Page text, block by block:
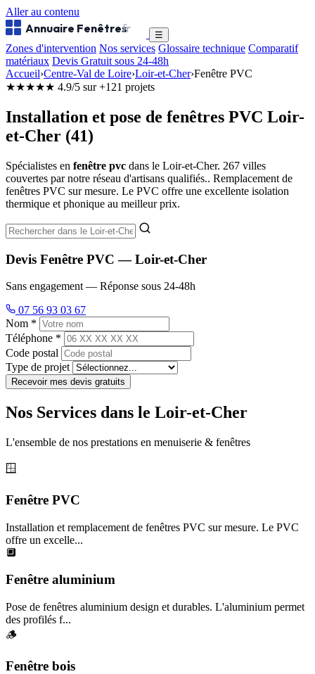
Aller au contenu
Annuaire Fenêtres
.fr ☰
Zones d'intervention Nos services Glossaire technique Comparatif
matériaux Devis Gratuit sous 24-48h
Accueil›Centre-Val de Loire›Loir-et-Cher›Fenêtre PVC
★★★★★ 4.9/5 sur +121 projets
Installation et pose de fenêtres PVC Loir-
et-Cher (41)
Spécialistes en fenêtre pvc dans le Loir-et-Cher. 267 villes
couvertes par notre réseau d'artisans qualifiés.. Remplacement de
fenêtres PVC sur mesure. Le PVC offre une excellente isolation
thermique et phonique au meilleur prix.
Devis Fenêtre PVC — Loir-et-Cher
Sans engagement — Réponse sous 24-48h
07 56 93 03 67
Nom *
Téléphone *
Code postal
Type de projet
Recevoir mes devis gratuits
Nos Services dans le Loir-et-Cher
L'ensemble de nos prestations en menuiserie & fenêtres
🪟
Fenêtre PVC
Installation et remplacement de fenêtres PVC sur mesure. Le PVC
offre un excelle...
🔲
Fenêtre aluminium
Pose de fenêtres aluminium design et durables. L'aluminium permet
des profilés f...
🪵
Fenêtre bois